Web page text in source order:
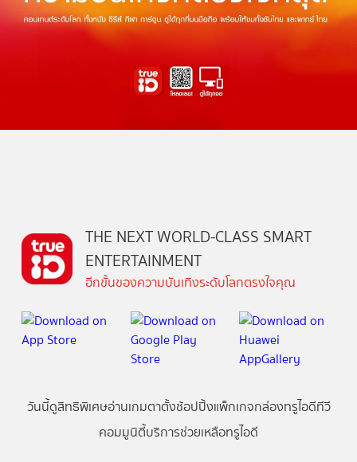
THE NEXT WORLD-CLASS SMART
ENTERTAINMENT
อีกขั้นของความบันเทิงระดับโลกตรงใจคุณ
วันนี้ดูสิทธิพิเศษอ่านเกมตาตั้งช้อปปิ้งแพ็กเกจกล่องทรูไอดีทีวี
คอมมูนิตี้บริการช่วยเหลือทรูไอดี